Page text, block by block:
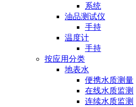
系统
油品测试仪
手持
温度计
手持
按应用分类
地表水
便携水质测量
在线水质监测
连续水质监测